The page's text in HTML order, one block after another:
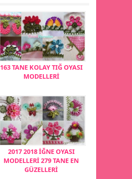
163 TANE KOLAY TIĞ OYASI
MODELLERİ
2017 2018 İĞNE OYASI
MODELLERİ 279 TANE EN
GÜZELLERİ